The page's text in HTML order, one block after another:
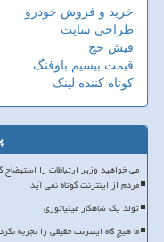
خرید و فروش خودرو
طراحی سایت
فیش حج
قیمت بیسیم باوفنگ
کوتاه کننده لینک
می خواهید وزیر ارتباطات را استیضاح
مردم از اینترنت کوتاه نمی آید
تولد یک شاهکار مینیاتوری
ما هیچ گاه اینترنت حقیقی را تجربه